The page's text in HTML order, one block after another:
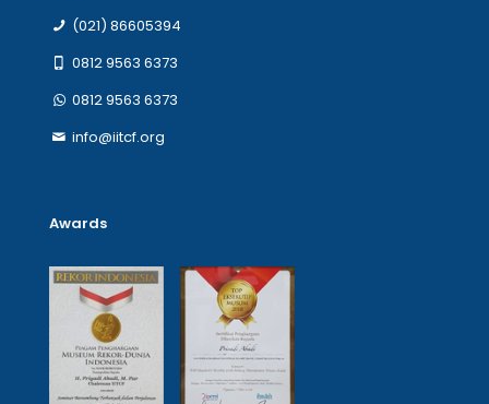
(021) 86605394
0812 9563 6373
0812 9563 6373
info@iitcf.org
Awards